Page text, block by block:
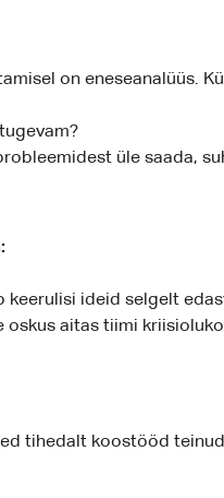
on eneseanalüüs.
üle saada,
keerulisi ideid selgelt
oskus aitas tiimi
tihedalt koostööd